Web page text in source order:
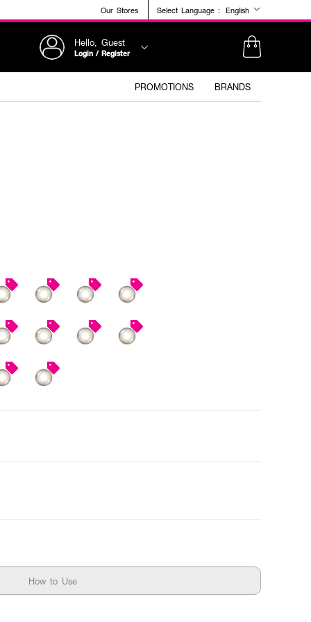
Our Stores Select Language : English
Hello, Guest
Login / Register
PROMOTIONS BRANDS
How to Use